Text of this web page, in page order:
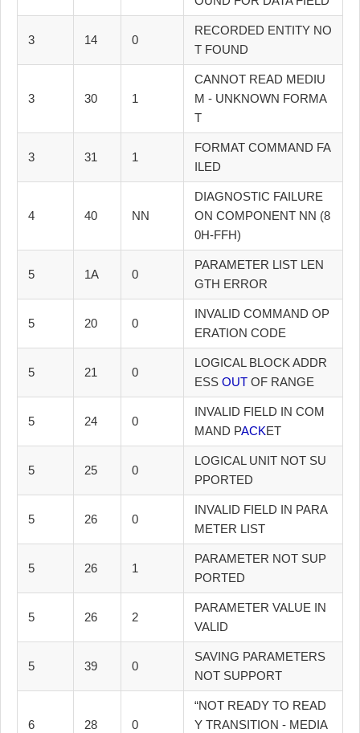
3 14 0
RECORDED ENTITY NO
T FOUND
3 30 1
CANNOT READ MEDIU
M - UNKNOWN FORMA
T
3 31 1
FORMAT COMMAND FA
ILED
4 40 NN
DIAGNOSTIC FAILURE
ON COMPONENT NN (8
0H-FFH)
5 1A 0
PARAMETER LIST LEN
GTH ERROR
5 20 0
INVALID COMMAND OP
ERATION CODE
5 21 0
LOGICAL BLOCK ADDR
ESS OUT OF RANGE
5 24 0
INVALID FIELD IN COM
MAND PACKET
5 25 0
LOGICAL UNIT NOT SU
PPORTED
5 26 0
INVALID FIELD IN PARA
METER LIST
5 26 1
PARAMETER NOT SUP
PORTED
5 26 2
PARAMETER VALUE IN
VALID
5 39 0
SAVING PARAMETERS
NOT SUPPORT
6 28 0
“NOT READY TO READ
Y TRANSITION - MEDIA